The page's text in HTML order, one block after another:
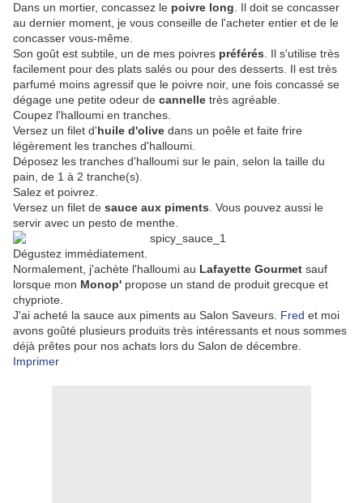
Dans un mortier, concassez le poivre long . Il doit se concasser
au dernier moment, je vous conseille de l'acheter entier et de le
concasser vous-même.
Son goût est subtile, un de mes poivres préférés . Il s'utilise très
facilement pour des plats salés ou pour des desserts. Il est très
parfumé moins agressif que le poivre noir, une fois concassé se
dégage une petite odeur de cannelle très agréable.
Coupez l'halloumi en tranches.
Versez un filet d'huile d'olive dans un poêle et faite frire
légèrement les tranches d'halloumi.
Déposez les tranches d'halloumi sur le pain, selon la taille du
pain, de 1 à 2 tranche(s).
Salez et poivrez.
Versez un filet de sauce aux piments . Vous pouvez aussi le
servir avec un pesto de menthe.
Dégustez immédiatement.
Normalement, j'achète l'halloumi au Lafayette Gourmet sauf
lorsque mon Monop' propose un stand de produit grecque et
chypriote.
J'ai acheté la sauce aux piments au Salon Saveurs. Fred et moi
avons goûté plusieurs produits très intéressants et nous sommes
déjà prêtes pour nos achats lors du Salon de décembre.
Imprimer